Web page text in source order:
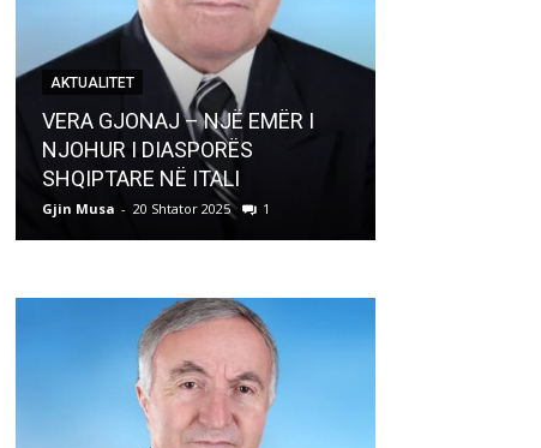
AKTUALITET
VERA GJONAJ – NJË EMËR I
NJOHUR I DIASPORËS
SHQIPTARE NË ITALI
Gjin Musa - 20 Shtator 2025 1